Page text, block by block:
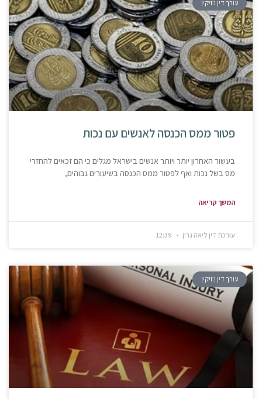
עורך דין נזיקין
פטור ממס הכנסה לאנשים עם נכות
בעשור האחרון יותר ויותר אנשים בישראל מגלים כי הם זכאים להחזרי
מס בשל נכות ואף לפטור ממס הכנסה בשיעורים גבוהים,
המשך קריאה
עורכת דין ליאה גרין
עורך דין נזיקין